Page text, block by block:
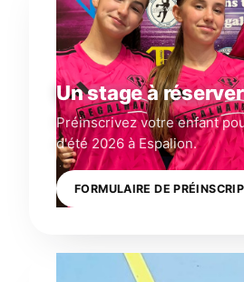
Un stage à
Préinscrivez votre enfant
d'été 2026 à Espalion.
FORMULAIRE DE